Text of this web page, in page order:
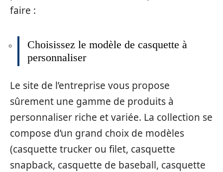
faire :
Choisissez le modèle de casquette à
personnaliser
Le site de l’entreprise vous propose
sûrement une gamme de produits à
personnaliser riche et variée. La collection se
compose d’un grand choix de modèles
(casquette trucker ou filet, casquette
snapback, casquette de baseball, casquette